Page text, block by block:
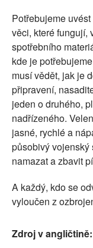
Potřebujeme
věci, které fungují,
spotřebního
kde je
musí vědět, jak je
připravení,
jeden o druhého,
nadřízeného.
jasné, rychlé a
působivý vojenský
namazat a zbavit
A každý, kdo se
vyloučen z
Zdroj v angličtině: